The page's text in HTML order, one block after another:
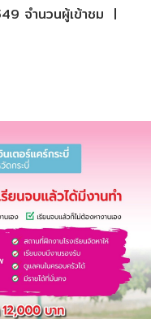
จำนวนผู้เข้าชม |